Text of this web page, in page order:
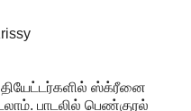
ஸ்க்ரீனை
பாடலில் பெண்குரல்